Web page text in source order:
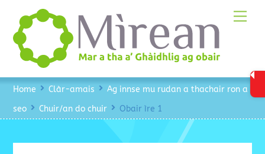
content
Home Clàr-amais
Ag innse mu rudan a thachair ron a
seo
Chuir/an do chuir Obair ìre 1